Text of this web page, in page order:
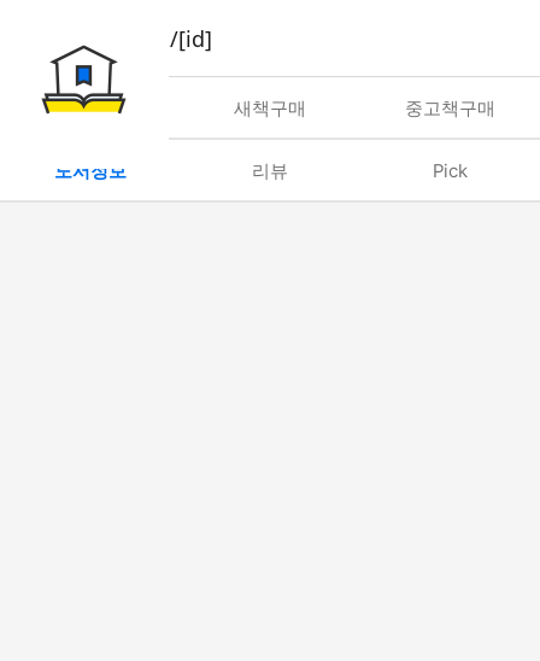
book/rent/[id]
대여 새책구매 중고책구매
도서정보 리뷰 Pick